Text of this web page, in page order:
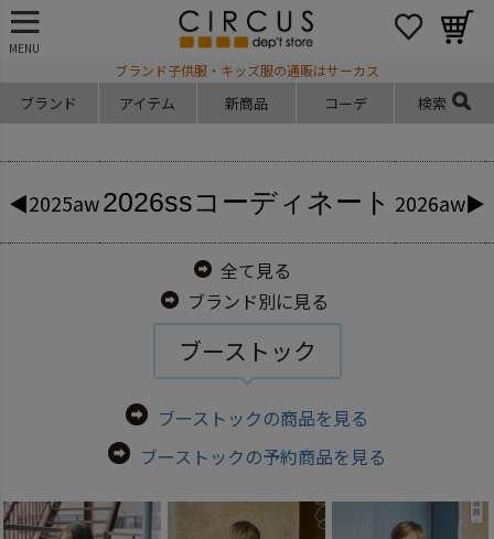
MENU
ブランド子供服・キッズ服の通販はサーカス
ブランド アイテム 新商品 コーデ 検索
◀2025aw2026ssコーディネート 2026aw▶
全て見る
ブランド別に見る
ブーストック
ブーストックの商品を見る
ブーストックの予約商品を見る